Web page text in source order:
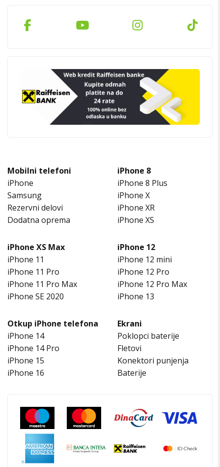
Mobilni telefoni
iPhone
Samsung
Rezervni delovi
Dodatna oprema
iPhone 8
iPhone 8 Plus
iPhone X
iPhone XR
iPhone XS
iPhone XS Max
iPhone 11
iPhone 11 Pro
iPhone 11 Pro Max
iPhone SE 2020
iPhone 12
iPhone 12 mini
iPhone 12 Pro
iPhone 12 Pro Max
iPhone 13
Otkup iPhone telefona
iPhone 14
iPhone 14 Pro
iPhone 15
iPhone 16
Ekrani
Poklopci baterije
Fletovi
Konektori punjenja
Baterije